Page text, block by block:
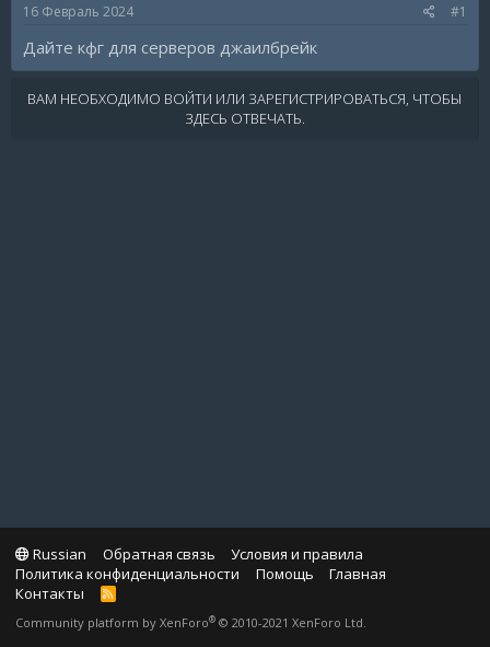
м
а
а
16 Февраль 2024 #1
Дайте кфг для серверов джаилбрейк
ВАМ НЕОБХОДИМО ВОЙТИ ИЛИ ЗАРЕГИСТРИРОВАТЬСЯ, ЧТОБЫ
ЗДЕСЬ ОТВЕЧАТЬ.
Russian Обратная связь
Условия и правила
Политика конфиденциальности
Помощь
Главная
Контакты
R
S
Community platform by XenForo® © 2010-2021 XenForo Ltd.